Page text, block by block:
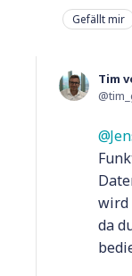
Gefällt mir
Tim
wird
da